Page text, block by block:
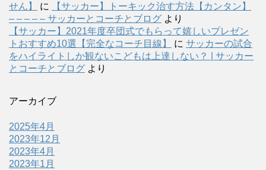
せん】
に
【サッカー】トーキック治す方法【カンタン】
– – – – – サッカーとコーチとブログ より
【サッカー】2021年度卒団式でもらって嬉しいプレゼン
トおすすめ10選【完全なコーチ目線】
に サッカーの試合
をハイライトしか観ないこどもは上達しない？ | サッカー
とコーチとブログ より
アーカイブ
2025年4月
2023年12月
2023年4月
2023年1月